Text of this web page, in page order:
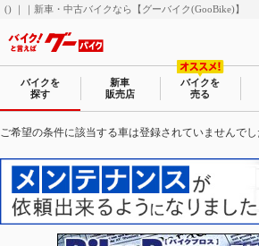
() ｜｜新車・中古バイクなら【グーバイク(GooBike)】
バイクを
探す
新車
販売店
バイクを
売る
ご希望の条件に該当する車は登録されていませんでし